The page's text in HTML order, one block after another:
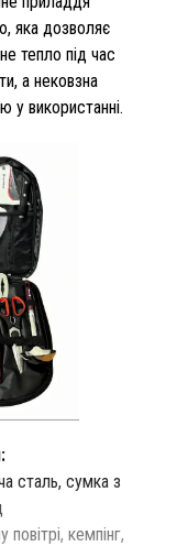
яка дозволяє
тепло під час
а нековзна
у використанні.
сталь, сумка з
кемпінг,